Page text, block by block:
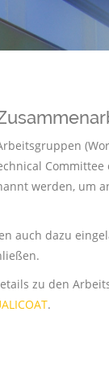
werden, um
auch dazu
zu den
.